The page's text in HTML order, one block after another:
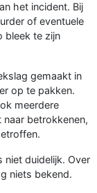
het incident. Bij
of eventuele
bleek te zijn
gemaakt in
op te pakken.
meerdere
betrokkenen,
niet duidelijk. Over
niets bekend.